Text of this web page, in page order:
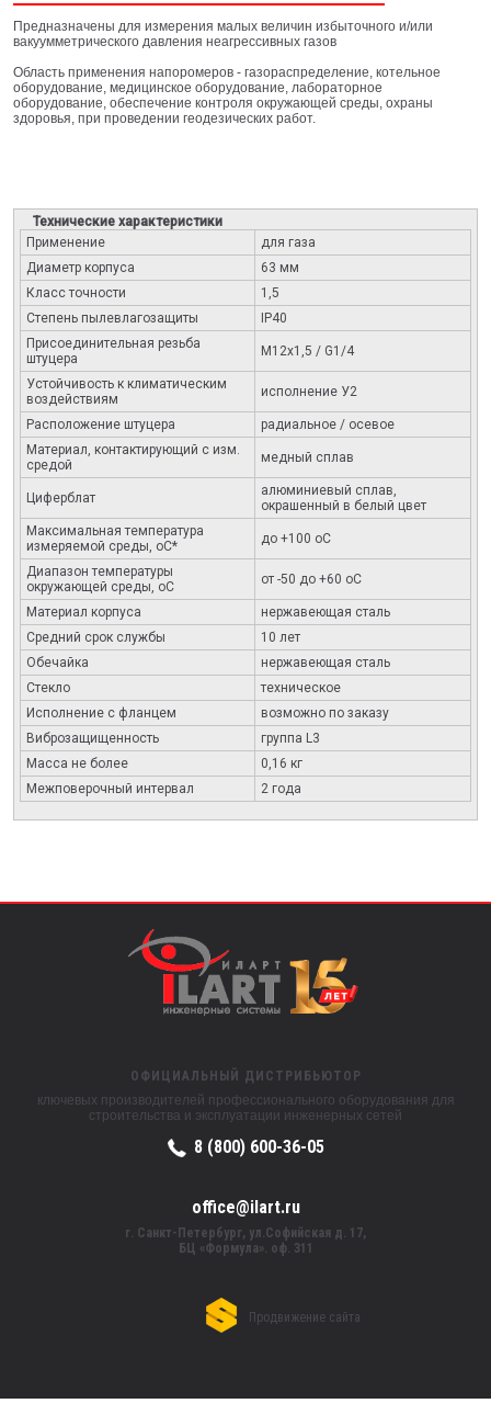
Предназначены для измерения малых величин избыточного и/или
вакуумметрического давления неагрессивных газов
Область применения напоромеров - газораспределение, котельное
оборудование, медицинское оборудование, лабораторное
оборудование, обеспечение контроля окружающей среды, охраны
здоровья, при проведении геодезических работ.
Технические характеристики
Применение
для газа
Диаметр корпуса
63 мм
Класс точности
1,5
Степень пылевлагозащиты
IP40
Присоединительная резьба
штуцера
М12х1,5 / G1/4
Устойчивость к климатическим
воздействиям
исполнение У2
Расположение штуцера
радиальное / осевое
Материал, контактирующий с изм.
средой
медный сплав
Циферблат
алюминиевый сплав,
окрашенный в белый цвет
Максимальная температура
измеряемой среды, оС*
до +100 оС
Диапазон температуры
окружающей среды, оС
от -50 до +60 оС
Материал корпуса
нержавеющая сталь
Средний срок службы
10 лет
Обечайка
нержавеющая сталь
Стекло
техническое
Исполнение с фланцем
возможно по заказу
Виброзащищенность
группа L3
Масса не более
0,16 кг
Межповерочный интервал
2 года
ОФИЦИАЛЬНЫЙ ДИСТРИБЬЮТОР
ключевых производителей профессионального оборудования для
строительства и эксплуатации инженерных сетей
8 (800) 600-36-05
office@ilart.ru
г. Санкт-Петербург, ул.Софийская д. 17,
БЦ «Формула». оф. 311
Продвижение сайта